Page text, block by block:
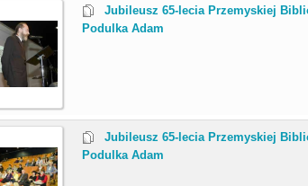
Jubileusz 65-lecia Przemyskiej
Podulka Adam
Jubileusz 65-lecia Przemyskiej
Podulka Adam